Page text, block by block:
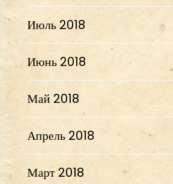
Июль 2018
Июнь 2018
Май 2018
Апрель 2018
Март 2018